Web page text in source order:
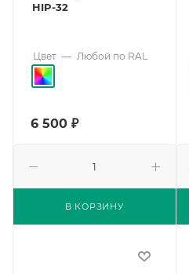
HIP-32
В КОРЗИНУ
Цвет — Любой по RAL
6 500 ₽